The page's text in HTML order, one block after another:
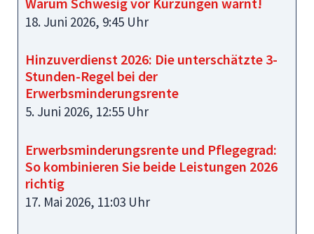
18. Juni 2026, 9:45 Uhr
Hinzuverdienst 2026: Die unterschätzte 3-
Stunden-Regel bei der
Erwerbsminderungsrente
5. Juni 2026, 12:55 Uhr
Erwerbsminderungsrente und Pflegegrad:
So kombinieren Sie beide Leistungen 2026
richtig
17. Mai 2026, 11:03 Uhr